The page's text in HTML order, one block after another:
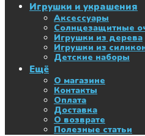
Игрушки и украшения
Аксессуары
Солнцезащитные
Игрушки из дерева
Игрушки из
Детские наборы
Ещё
О магазине
Контакты
Оплата
Доставка
О возврате
Полезные статьи